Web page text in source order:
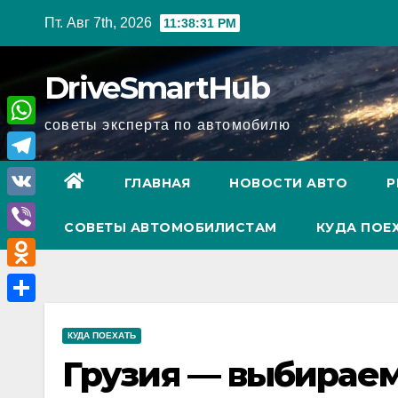
Пт. Авг 7th, 2026 11:38:33 PM
DriveSmartHub
советы эксперта по автомобилю
ГЛАВНАЯ НОВОСТИ АВТО
СОВЕТЫ АВТОМОБИЛИСТАМ КУДА
КУДА ПОЕХАТЬ
Грузия —
W
h
a
A
T
e
l
e
g
V
K
V
i
b
O